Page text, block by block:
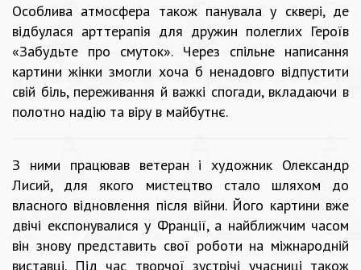
Особлива атмосфера також панувала у сквері, де
відбулася арттерапія для дружин полеглих Героїв
«Забудьте про смуток». Через спільне написання
картини жінки змогли хоча б ненадовго відпустити
свій біль, переживання й важкі спогади, вкладаючи в
полотно надію та віру в майбутнє.
З ними працював ветеран і художник Олександр
Лисий, для якого мистецтво стало шляхом до
власного відновлення після війни. Його картини вже
двічі експонувалися у Франції, а найближчим часом
він знову представить свої роботи на міжнародній
виставці. Під час творчої зустрічі учасниці також